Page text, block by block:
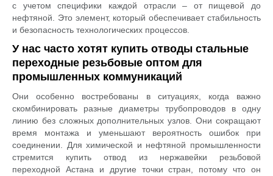
с учетом специфики каждой отрасли – от пищевой до
нефтяной. Это элемент, который обеспечивает стабильность
и безопасность технологических процессов.
У нас часто хотят купить отводы стальные
переходные резьбовые оптом для
промышленных коммуникаций
Они особенно востребованы в ситуациях, когда важно
скомбинировать разные диаметры трубопроводов в одну
линию без сложных дополнительных узлов. Они сокращают
время монтажа и уменьшают вероятность ошибок при
соединении. Для химической и нефтяной промышленности
стремится купить отвод из нержавейки резьбовой
переходной Астана и другие точки стран, потому что он